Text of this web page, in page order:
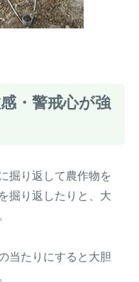
・警戒心が強
掘り返して農作物を
掘り返したりと、大
当たりにすると大胆